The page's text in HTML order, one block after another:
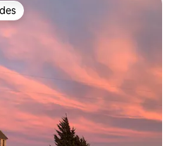
preferido